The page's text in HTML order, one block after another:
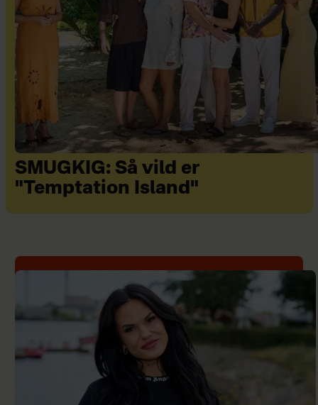
SMUGKIG: Så vild er
"Temptation Island"